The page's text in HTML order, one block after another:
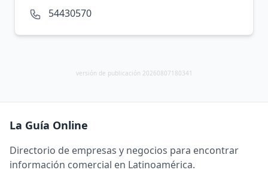
54430570
versión de publicación 20260807180341
La Guía Online
Directorio de empresas y negocios para encontrar
información comercial en Latinoamérica.